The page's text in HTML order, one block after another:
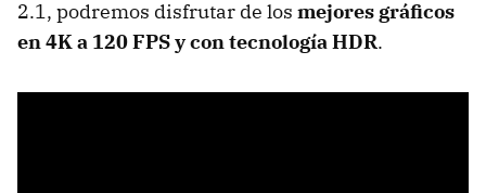
2.1, podremos disfrutar de los mejores gráficos
en 4K a 120 FPS y con tecnología HDR.